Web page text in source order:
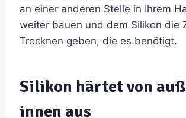
an einer anderen Stelle in Ihrem
weiter bauen und dem Silikon die
Trocknen geben, die es benötigt.
Silikon härtet von
innen aus